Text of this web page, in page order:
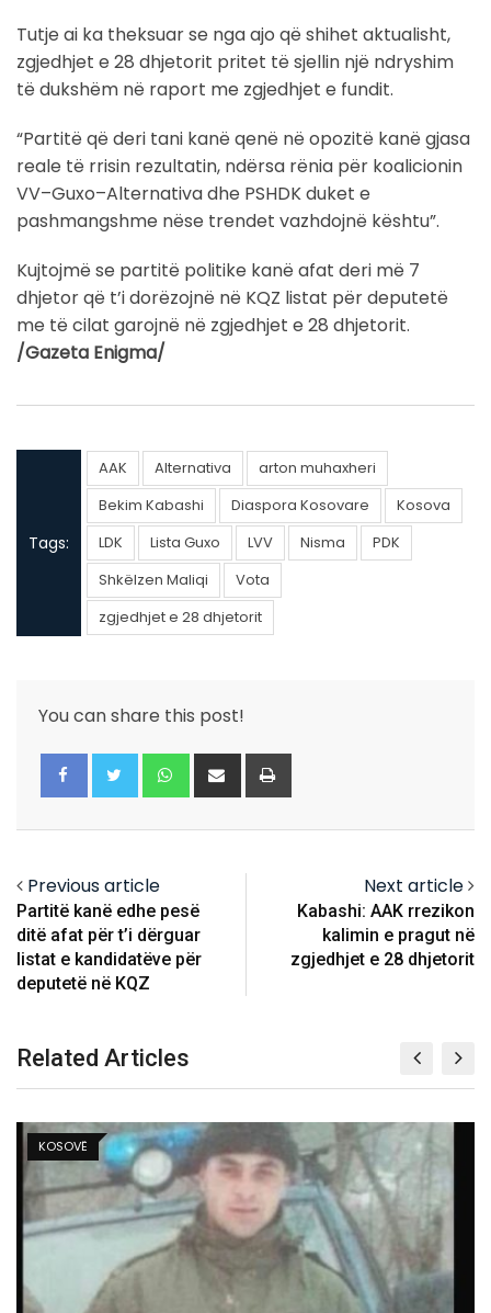
Tutje ai ka theksuar se nga ajo që shihet aktualisht,
zgjedhjet e 28 dhjetorit pritet të sjellin një ndryshim
të dukshëm në raport me zgjedhjet e fundit.
“Partitë që deri tani kanë qenë në opozitë kanë gjasa
reale të rrisin rezultatin, ndërsa rënia për koalicionin
VV–Guxo–Alternativa dhe PSHDK duket e
pashmangshme nëse trendet vazhdojnë kështu”.
Kujtojmë se partitë politike kanë afat deri më 7
dhjetor që t’i dorëzojnë në KQZ listat për deputetë
me të cilat garojnë në zgjedhjet e 28 dhjetorit.
/Gazeta Enigma/
Tags:
AAK Alternativa
arton muhaxheri
Bekim Kabashi
Diaspora Kosovare
Kosova
LDK
Lista Guxo LVV Nisma
PDK
Shkëlzen Maliqi
Vota
zgjedhjet e 28 dhjetorit
You can share this post!
Whatsapp
Share
via
Previous article
Partitë kanë edhe pesë
ditë afat për t’i dërguar
listat e kandidatëve për
deputetë në KQZ
Next article
Kabashi: AAK rrezikon
kalimin e pragut në
zgjedhjet e 28 dhjetorit
Related Articles
KOSOVË